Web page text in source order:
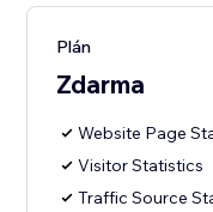
Plán
Zdarma
Website Page
Visitor Statistics
Traffic Source